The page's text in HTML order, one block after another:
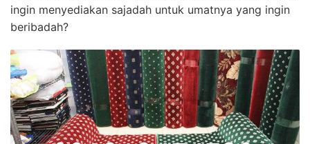
ingin menyediakan sajadah untuk umatnya yang ingin
beribadah?